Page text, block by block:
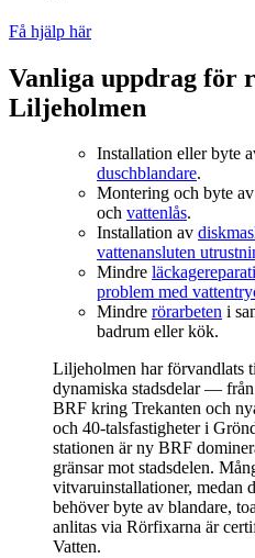
Få hjälp här
Vanliga uppdrag för
Liljeholmen
Installation eller byte
duschblandare.
Montering och byte
och vattenlås.
Installation av
vattenansluten
Mindre
problem med
Mindre rörarbeten i
badrum eller kök.
Liljeholmen har förvandlats
dynamiska stadsdelar —
BRF kring Trekanten och
och 40‑talsfastigheter i
stationen är ny BRF
gränsar mot stadsdelen.
vitvaruinstallationer, medan
behöver byte av blandare,
anlitas via Rörfixarna är
Vatten.